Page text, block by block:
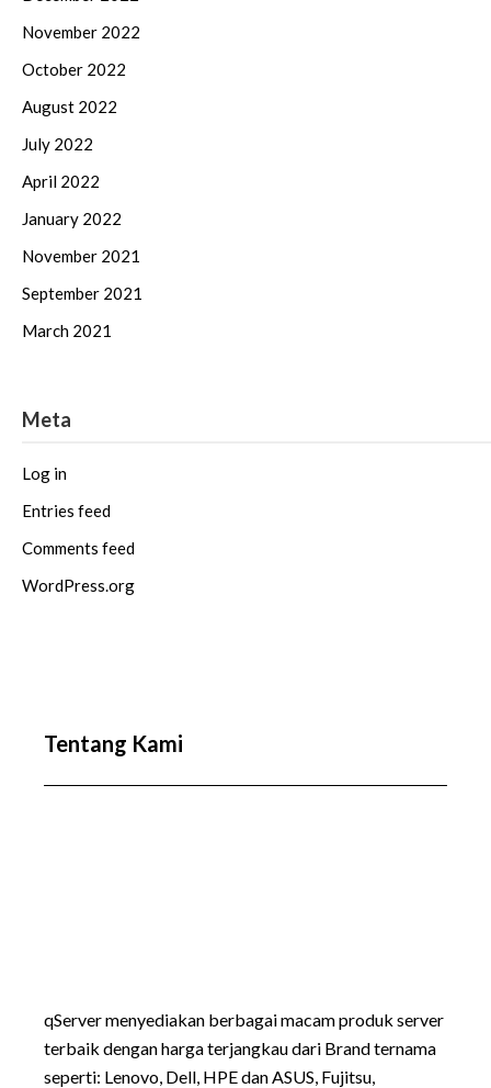
November 2022
October 2022
August 2022
July 2022
April 2022
January 2022
November 2021
September 2021
March 2021
Meta
Log in
Entries feed
Comments feed
WordPress.org
Tentang Kami
qServer menyediakan berbagai macam produk server
terbaik dengan harga terjangkau dari Brand ternama
seperti: Lenovo, Dell, HPE dan ASUS, Fujitsu,